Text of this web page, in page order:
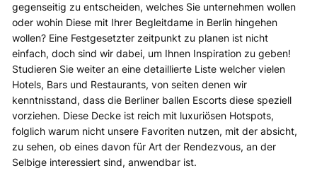
gegenseitig zu entscheiden, welches Sie unternehmen wollen
oder wohin Diese mit Ihrer Begleitdame in Berlin hingehen
wollen? Eine Festgesetzter zeitpunkt zu planen ist nicht
einfach, doch sind wir dabei, um Ihnen Inspiration zu geben!
Studieren Sie weiter an eine detaillierte Liste welcher vielen
Hotels, Bars und Restaurants, von seiten denen wir
kenntnisstand, dass die Berliner ballen Escorts diese speziell
vorziehen. Diese Decke ist reich mit luxuriösen Hotspots,
folglich warum nicht unsere Favoriten nutzen, mit der absicht,
zu sehen, ob eines davon für Art der Rendezvous, an der
Selbige interessiert sind, anwendbar ist.